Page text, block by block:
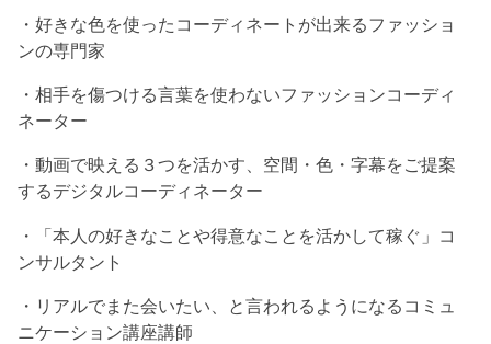
・好きな色を使ったコーディネートが出来るファッショ
ンの専門家
・相手を傷つける言葉を使わないファッションコーディ
ネーター
・動画で映える３つを活かす、空間・色・字幕をご提案
するデジタルコーディネーター
・「本人の好きなことや得意なことを活かして稼ぐ」コ
ンサルタント
・リアルでまた会いたい、と言われるようになるコミュ
ニケーション講座講師